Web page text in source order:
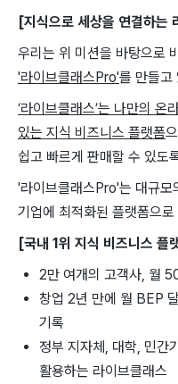
[지식으로 ​세상을 연결하는
우리는 ​위 ​미션을 바탕으로
'라이브클래스Pro'를 ​만들고
‘라이브클래스’는 나만의 온
있는 지식 ​비즈니스 ​플랫폼
쉽고 빠르게 판매할 수 있도
'라이브클래스Pro'는 대규모
기업에 최적화된 플랫폼으
[국내 1위 지식 비즈니스 플
2만 여개의 고객사, 월
창업 2년 만에 월 BEP
기록
정부 지자체, 대학, 민간
활용하는 라이브클래스